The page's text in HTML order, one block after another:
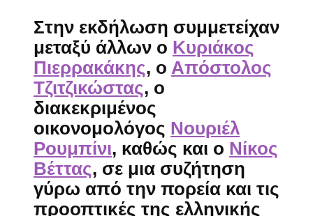
Στην εκδήλωση συμμετείχαν
μεταξύ άλλων ο Κυριάκος
Πιερρακάκης, ο Απόστολος
Τζιτζικώστας, ο
διακεκριμένος
οικονομολόγος Νουριέλ
Ρουμπίνι, καθώς και ο Νίκος
Βέττας, σε μια συζήτηση
γύρω από την πορεία και τις
προοπτικές της ελληνικής